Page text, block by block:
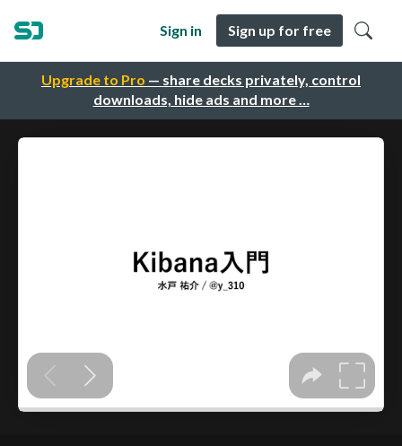
Upgrade to Pro — share decks privately, control
downloads, hide ads and more …
Sign in Sign up for free